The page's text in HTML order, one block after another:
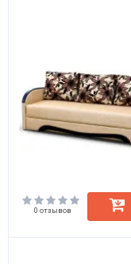
0 отзывов